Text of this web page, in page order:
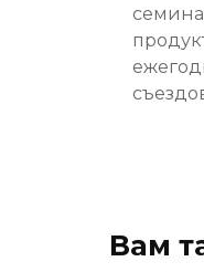
Вам